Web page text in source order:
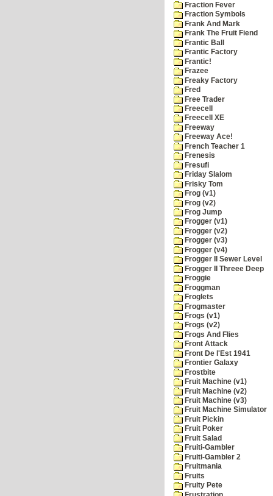
Fraction Fever
Fraction Symbols
Frank And Mark
Frank The Fruit Fiend
Frantic Ball
Frantic Factory
Frantic!
Frazee
Freaky Factory
Fred
Free Trader
Freecell
Freecell XE
Freeway
Freeway Ace!
French Teacher 1
Frenesis
Fresufi
Friday Slalom
Frisky Tom
Frog (v1)
Frog (v2)
Frog Jump
Frogger (v1)
Frogger (v2)
Frogger (v3)
Frogger (v4)
Frogger II Sewer Level
Frogger II Threee Deep
Froggie
Froggman
Froglets
Frogmaster
Frogs (v1)
Frogs (v2)
Frogs And Flies
Front Attack
Front De l'Est 1941
Frontier Galaxy
Frostbite
Fruit Machine (v1)
Fruit Machine (v2)
Fruit Machine (v3)
Fruit Machine Simulator
Fruit Pickin
Fruit Poker
Fruit Salad
Fruiti-Gambler
Fruiti-Gambler 2
Fruitmania
Fruits
Fruity Pete
Frustration